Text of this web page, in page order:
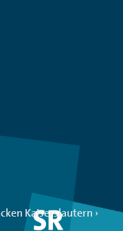
Kaiserslautern